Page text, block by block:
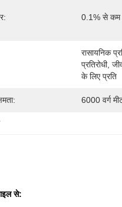
0.1% से कम
रासायनिक
प्रतिरोधी,
के लिए प्रति
6000 वर्ग
से: